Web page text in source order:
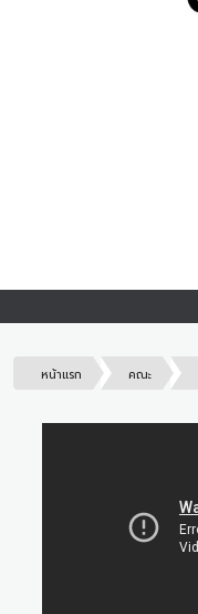
หน้าแรก คณะ